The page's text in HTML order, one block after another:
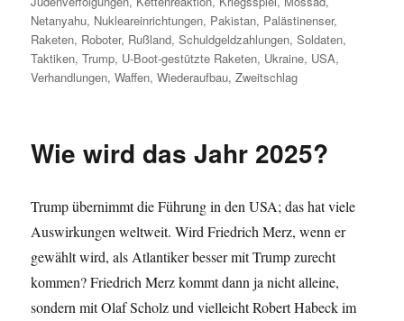
Netanyahu, Nukleareinrichtungen, Pakistan, Palästinenser,
Raketen, Roboter, Rußland,Schuldgeldzahlungen,Soldaten,
Taktiken,Trump, U-Boot-gestützte Raketen, Ukraine, USA,
Verhandlungen,Waffen,Wiederaufbau,Zweitschlag
Wie wird das Jahr 2025?
Trump übernimmt die Führung in den USA; das hat viele
Auswirkungen weltweit. Wird Friedrich Merz, wenn er
gewählt wird, als Atlantiker besser mit Trump zurecht
kommen? Friedrich Merz kommt dann ja nicht alleine,
sondern mit Olaf Scholz und vielleicht Robert Habeck im